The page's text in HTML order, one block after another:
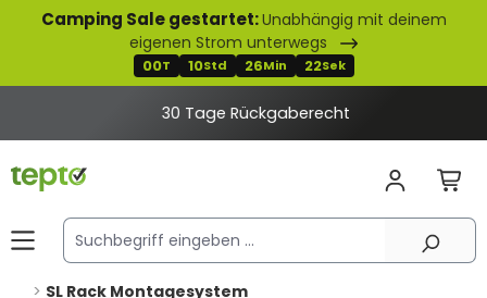
springen
Camping Sale gestartet:Unabhängig mit deinem
eigenen Strom unterwegs
00T 10Std 26Min 22Sek
30 Tage Rückgaberecht
SL Rack Montagesystem